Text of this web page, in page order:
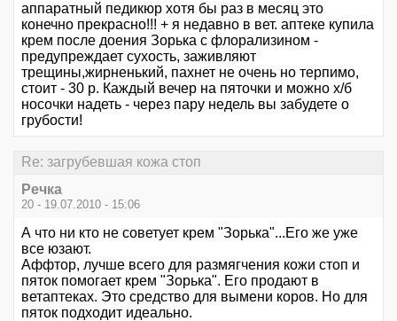
аппаратный педикюр хотя бы раз в месяц это
конечно прекрасно!!! + я недавно в вет. аптеке купила
крем после доения Зорька с флорализином -
предупреждает сухость, заживляют
трещины,жирненький, пахнет не очень но терпимо,
стоит - 30 р. Каждый вечер на пяточки и можно х/б
носочки надеть - через пару недель вы забудете о
грубости!
Re: загрубевшая кожа стоп
Речка
20 - 19.07.2010 - 15:06
А что ни кто не советует крем "Зорька"...Его же уже
все юзают.
Аффтор, лучше всего для размягчения кожи стоп и
пяток помогает крем "Зорька". Его продают в
ветаптеках. Это средство для вымени коров. Но для
пяток подходит идеально.